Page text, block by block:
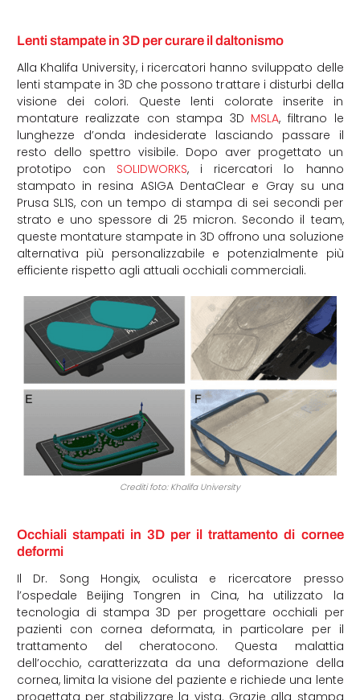
Lenti stampate in 3D per curare il daltonismo
Alla Khalifa University, i ricercatori hanno sviluppato delle
lenti stampate in 3D che possono trattare i disturbi della
visione dei colori. Queste lenti colorate inserite in
montature realizzate con stampa 3D MSLA, filtrano le
lunghezze d’onda indesiderate lasciando passare il
resto dello spettro visibile. Dopo aver progettato un
prototipo con SOLIDWORKS, i ricercatori lo hanno
stampato in resina ASIGA DentaClear e Gray su una
Prusa SL1S, con un tempo di stampa di sei secondi per
strato e uno spessore di 25 micron. Secondo il team,
queste montature stampate in 3D offrono una soluzione
alternativa più personalizzabile e potenzialmente più
efficiente rispetto agli attuali occhiali commerciali.
Crediti foto: Khalifa University
Occhiali stampati in 3D per il trattamento di cornee
deformi
Il Dr. Song Hongix, oculista e ricercatore presso
l’ospedale Beijing Tongren in Cina, ha utilizzato la
tecnologia di stampa 3D per progettare occhiali per
pazienti con cornea deformata, in particolare per il
trattamento del cheratocono. Questa malattia
dell’occhio, caratterizzata da una deformazione della
cornea, limita la visione del paziente e richiede una lente